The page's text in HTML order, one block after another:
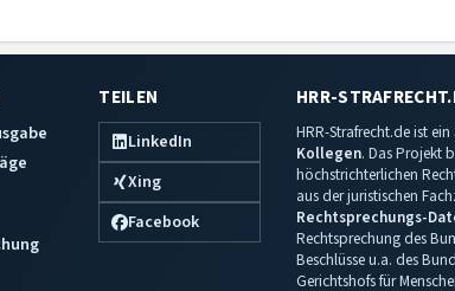
TEILEN
LinkedIn
Xing
Facebook
HRR-
HRR-Strafrecht.de ist
Kollegen. Das Projekt
höchstrichterlichen
aus der juristischen
Rechtsprechungs-
Rechtsprechung des
Beschlüsse u.a. des
Gerichtshofs für